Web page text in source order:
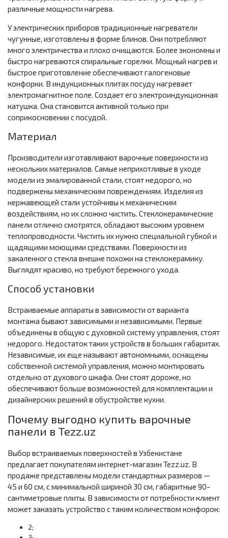
различные мощности нагрева.
У электрических приборов традиционные нагреватели
чугунные, изготовлены в форме блинов. Они потребляют
много электричества и плохо очищаются. Более экономны и
быстро нагреваются спиральные горелки. Мощный нагрев и
быстрое приготовление обеспечивают галогеновые
конфорки. В индукционных плитах посуду нагревает
электромагнитное поле. Создает его электроиндукционная
катушка. Она становится активной только при
соприкосновении с посудой.
Материал
Производители изготавливают варочные поверхности из
нескольких материалов. Самые неприхотливые в уходе
модели из эмалированной стали, стоят недорого, но
подвержены механическим повреждениям. Изделия из
нержавеющей стали устойчивы к механическим
воздействиям, но их сложно чистить. Стеклокерамические
панели отлично смотрятся, обладают высоким уровнем
теплопроводности. Чистить их нужно специальной губкой и
щадящими моющими средствами. Поверхности из
закаленного стекла внешне похожи на стеклокерамику.
Выглядят красиво, но требуют бережного ухода.
Способ установки
Встраиваемые аппараты в зависимости от варианта
монтажа бывают зависимыми и независимыми. Первые
объединены в общую с духовкой систему управления, стоят
недорого. Недостаток таких устройств в больших габаритах.
Независимые, их еще называют автономными, оснащены
собственной системой управления, можно монтировать
отдельно от духового шкафа. Они стоят дороже, но
обеспечивают больше возможностей для комплектации и
дизайнерских решений в обустройстве кухни.
Почему выгодно купить варочные
панели в Tezz.uz
Выбор встраиваемых поверхностей в Узбекистане
предлагает покупателям интернет-магазин Tezz.uz. В
продаже представлены модели стандартных размеров —
45 и 60 см, с минимальной шириной 30 см, габаритные 90-
сантиметровые плиты. В зависимости от потребности клиент
может заказать устройство с таким количеством конфорок:
2;